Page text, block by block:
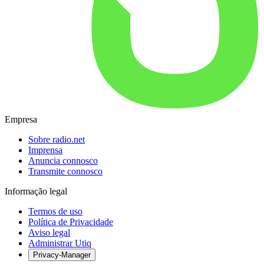
Empresa
Sobre radio.net
Imprensa
Anuncia connosco
Transmite connosco
Informação legal
Termos de uso
Política de Privacidade
Aviso legal
Administrar Utiq
Privacy-Manager